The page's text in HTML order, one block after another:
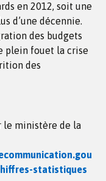
en 2012, soit une
d’une décennie.
des budgets
plein fouet la crise
des
le ministère de la
statistiques